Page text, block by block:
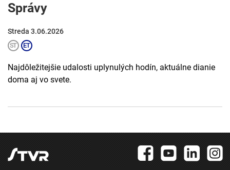
Správy
Streda 3.06.2026
Najdôležitejšie udalosti uplynulých hodín, aktuálne dianie
doma aj vo svete.